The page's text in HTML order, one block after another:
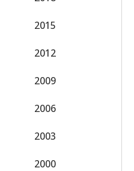
2015
2012
2009
2006
2003
2000